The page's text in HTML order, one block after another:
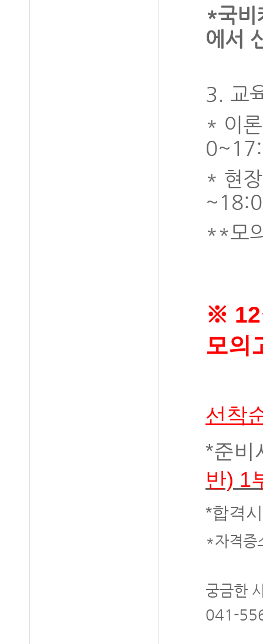
*국비
에서
3. 교
* 이
* 현
**모
※ 12
모의
선착
*준비
반) 1
*합격
*자격증
궁금한
041-